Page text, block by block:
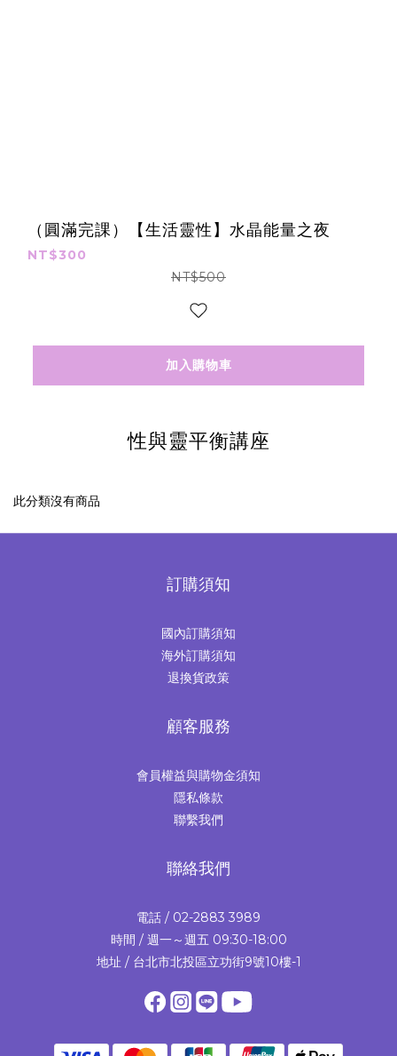
（圓滿完課）【生活靈性】水晶能量之夜
NT$300
NT$500
加入購物車
性與靈平衡講座
此分類沒有商品
訂購須知
國內訂購須知
海外訂購須知
退換貨政策
顧客服務
會員權益與購物金須知
隱私條款
聯繫我們
聯絡我們
電話 / 02-2883 3989
時間 / 週一～週五 09:30-18:00
地址 / 台北市北投區立功街9號10樓-1